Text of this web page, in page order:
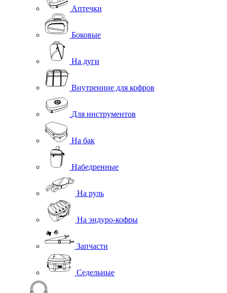
Аптечки
Боковые
На дуги
Внутренние для кофров
Для инструментов
На бак
Набедренные
На руль
На эндуро-кофры
Запчасти
Седельные